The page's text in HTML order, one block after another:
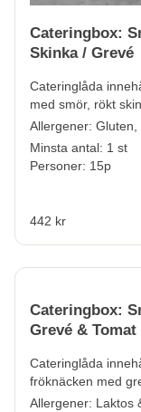
Cateringbox:
Skinka / Grevé
Cateringlåda
med smör, rökt
Allergener: Gluten,
Minsta antal: 1 st
Personer: 15p
442 kr
Cateringbox:
Grevé & Tomat
Cateringlåda
fröknäcken med
Allergener: Laktos